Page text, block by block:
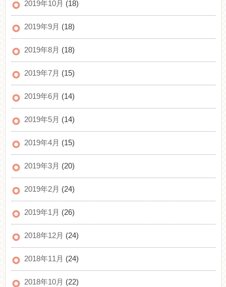
2019年10月 (18)
2019年9月 (18)
2019年8月 (18)
2019年7月 (15)
2019年6月 (14)
2019年5月 (14)
2019年4月 (15)
2019年3月 (20)
2019年2月 (24)
2019年1月 (26)
2018年12月 (24)
2018年11月 (24)
2018年10月 (22)